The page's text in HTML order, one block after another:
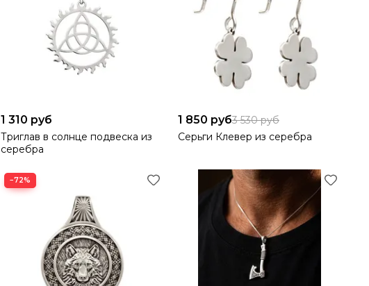
1 310 руб
Триглав в солнце подвеска из
серебра
1 850 руб3 530 руб
Серьги Клевер из серебра
−72%